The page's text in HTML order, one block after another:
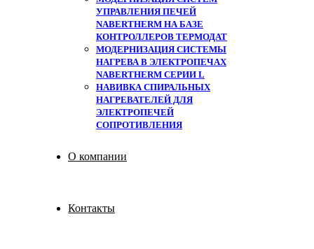
УПРАВЛЕНИЯ ПЕЧЕЙ
NABERTHERM НА БАЗЕ
КОНТРОЛЛЕРОВ ТЕРМОДАТ
МОДЕРНИЗАЦИЯ СИСТЕМЫ
НАГРЕВА В ЭЛЕКТРОПЕЧАХ
NABERTHERM СЕРИИ L
НАВИВКА СПИРАЛЬНЫХ
НАГРЕВАТЕЛЕЙ ДЛЯ
ЭЛЕКТРОПЕЧЕЙ
СОПРОТИВЛЕНИЯ
О компании
Контакты